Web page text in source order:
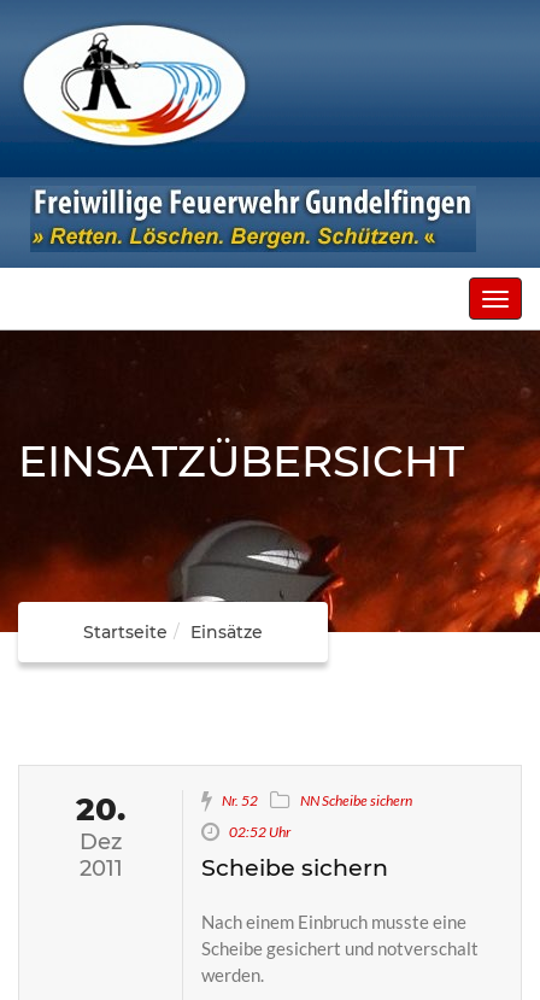
EINSATZÜBERSICHT
Startseite Einsätze
20.
Dez
2011
Nr. 52
NN Scheibe sichern
02:52 Uhr
Scheibe sichern
Nach einem Einbruch musste eine
Scheibe gesichert und notverschalt
werden.